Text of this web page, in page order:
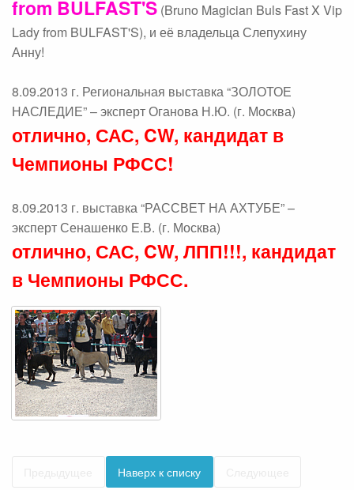
from BULFAST'S (Bruno Magician Buls Fast X Vip
Lady from BULFAST'S), и её владельца Слепухину
Анну!
8.09.2013 г. Региональная выставка “ЗОЛОТОЕ
НАСЛЕДИЕ” – эксперт Оганова Н.Ю. (г. Москва)
отлично, САС, CW, кандидат в
Чемпионы РФСС!
8.09.2013 г. выставка “РАССВЕТ НА АХТУБЕ” –
эксперт Сенашенко Е.В. (г. Москва)
отлично, САС, CW, ЛПП!!!, кандидат
в Чемпионы РФСС.
Наверх к списку